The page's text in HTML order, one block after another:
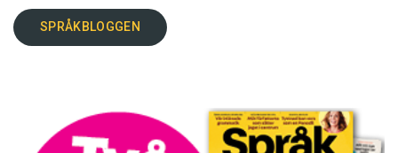
SPRÅKBLOGGEN